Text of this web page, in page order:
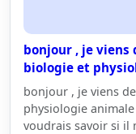
bonjour , je viens
biologie et
bonjour , je viens
physiologie
voudrais savoir si il